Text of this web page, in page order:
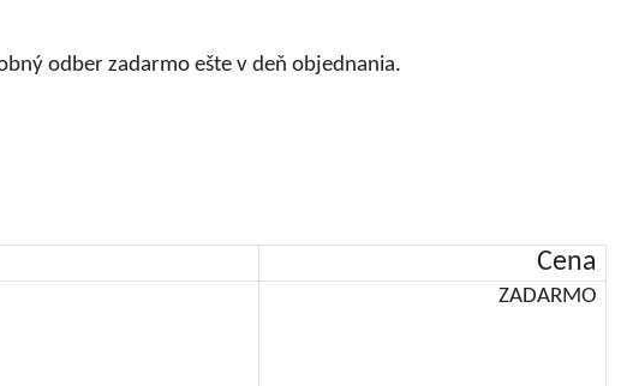
odber zadarmo ešte v deň objednania.
Cena
ZADARMO